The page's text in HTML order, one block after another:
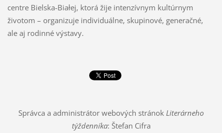
centre Bielska-Białej, ktorá žije intenzívnym kultúrnym
životom – organizuje individuálne, skupinové, generačné,
ale aj rodinné výstavy.
Správca a administrátor webových stránok Literárneho
týždenníka: Štefan Cifra